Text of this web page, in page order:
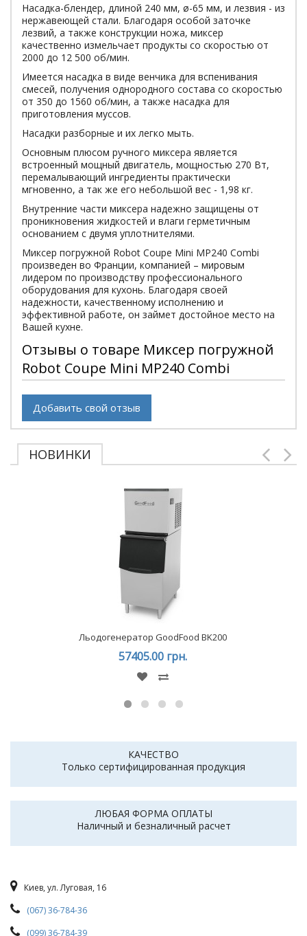
Насадка-блендер, длиной 240 мм, ø-65 мм, и лезвия - из
нержавеющей стали. Благодаря особой заточке
лезвий, а также конструкции ножа, миксер
качественно измельчает продукты со скоростью от
2000 до 12 500 об/мин.
Имеется насадка в виде венчика для вспенивания
смесей, получения однородного состава со скоростью
от 350 до 1560 об/мин, а также насадка для
приготовления муссов.
Насадки разборные и их легко мыть.
Основным плюсом ручного миксера является
встроенный мощный двигатель, мощностью 270 Вт,
перемалывающий ингредиенты практически
мгновенно, а так же его небольшой вес - 1,98 кг.
Внутренние части миксера надежно защищены от
проникновения жидкостей и влаги герметичным
основанием с двумя уплотнителями.
Миксер погружной Robot Coupe Mini MP240 Combi
произведен во Франции, компанией – мировым
лидером по производству профессионального
оборудования для кухонь. Благодаря своей
надежности, качественному исполнению и
эффективной работе, он займет достойное место на
Вашей кухне.
Отзывы о товаре Миксер погружной
Robot Coupe Mini MP240 Combi
Добавить свой отзыв
НОВИНКИ
Льодогенератор GoodFood BK200
57405.00 грн.
КАЧЕСТВО
Только сертифицированная продукция
ЛЮБАЯ ФОРМА ОПЛАТЫ
Наличный и безналичный расчет
Киев, ул. Луговая, 16
(067) 36-784-36
(099) 36-784-39